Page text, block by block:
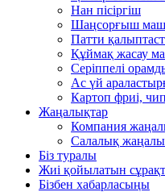
Нан пісіргіш
Шаңсорғыш
Патти
Құймақ жасау
Серіппелі
Ас үй
Картоп фриі,
Жаңалықтар
Компания
Салалық
Біз туралы
Жиі қойылатын
Бізбен хабарласыңы